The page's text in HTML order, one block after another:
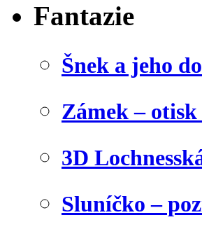
Fantazie
Šnek a jeho
Zámek –
3D
Sluníčko –